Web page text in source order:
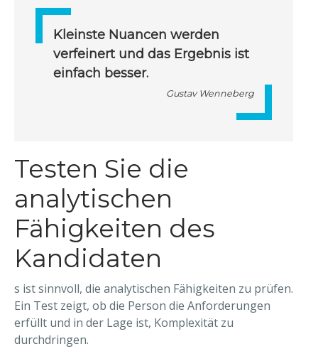
Kleinste Nuancen werden
verfeinert und das Ergebnis ist
einfach besser.
Gustav Wenneberg
Testen Sie die
analytischen
Fähigkeiten des
Kandidaten
s ist sinnvoll, die analytischen Fähigkeiten zu prüfen.
Ein Test zeigt, ob die Person die Anforderungen
erfüllt und in der Lage ist, Komplexität zu
durchdringen.